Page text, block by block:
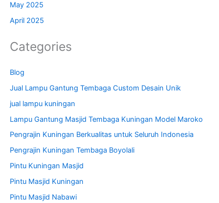
May 2025
April 2025
Categories
Blog
Jual Lampu Gantung Tembaga Custom Desain Unik
jual lampu kuningan
Lampu Gantung Masjid Tembaga Kuningan Model Maroko
Pengrajin Kuningan Berkualitas untuk Seluruh Indonesia
Pengrajin Kuningan Tembaga Boyolali
Pintu Kuningan Masjid
Pintu Masjid Kuningan
Pintu Masjid Nabawi